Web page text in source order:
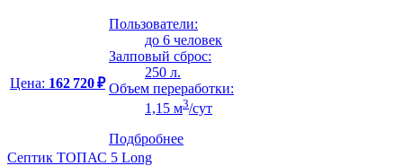
Цена: 162 720 ₽
Пользователи:
до 6 человек
Залповый сброс:
250 л.
Объем переработки:
1,15 м3/сут
Подбробнее
Септик ТОПАС 5 Long